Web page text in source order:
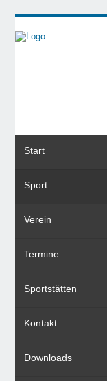
Start
Sport
Verein
Termine
Sportstätten
Kontakt
Downloads